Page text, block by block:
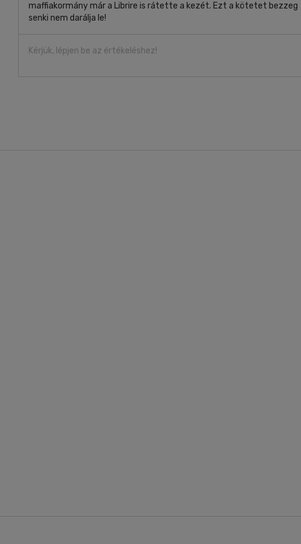
maffiakormány már a Librire is rátette a kezét. Ezt a kötetet bezzeg
senki nem darálja le!
Kérjük, lépjen be az értékeléshez!